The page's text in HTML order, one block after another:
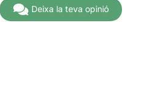
Deixa la teva opinió